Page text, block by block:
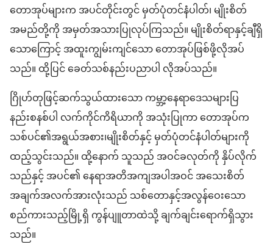
တောအုပ်များက အပင်တိုင်းတွင် မှတ်ပုံတင်နံပါတ်၊ မျိုးစိတ်
အမည်တို့ကို အမှတ်အသားပြုလုပ်ကြသည်။ မျိုးစိတ်ရာနှင့်ချီရှိ
သောကြောင့် အထူးကျွမ်းကျင်သော တောအုပ်ဖြစ်ဖို့လိုအပ်
သည်။ ထို့ပြင် ခေတ်သစ်နည်းပညာပါ လိုအပ်သည်။
ဂြိုဟ်တုဖြင့်ဆက်သွယ်ထားသော ကမ္ဘာ့နေရာဒေသများပြ
နည်းစနစ်ပါ လက်ကိုင်ကိရိယာကို အသုံးပြုကာ တောအုပ်က
သစ်ပင်၏အရွယ်အစား၊မျိုးစိတ်နှင့် မှတ်ပုံတင်နံပါတ်များကို
ထည့်သွင်းသည်။ ထို့နောက် သူသည် အဝင်ခလုတ်ကို နှိပ်လိုက်
သည်နှင့် အပင်၏ နေရာအတိအကျအပါအဝင် အသေးစိတ်
အချက်အလက်အားလုံးသည် သစ်တောနှင့်အလွန်ဝေးသော
စည်ကားသည့်မြို့ရှိ ကွန်ပျူတာထဲသို့ ချက်ချင်းရောက်ရှိသွား
သည်။